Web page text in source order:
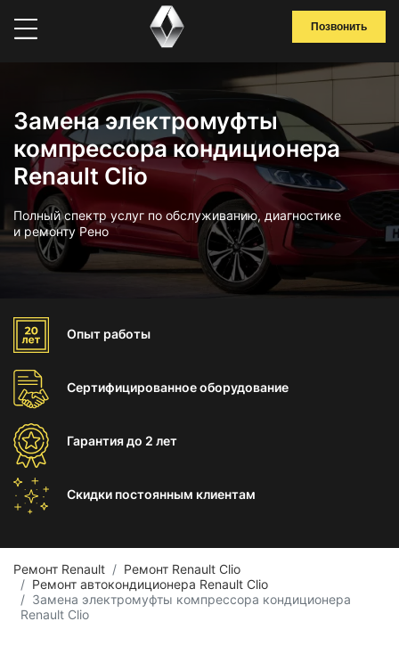
Позвонить
Замена электромуфты
компрессора кондиционера
Renault Clio
Полный спектр услуг по обслуживанию, диагностике
и ремонту Рено
Опыт работы
Сертифицированноеоборудование
Гарантиядо 2 лет
Скидки постоянным клиентам
Ремонт Renault
Ремонт Renault Clio
Ремонт автокондиционера Renault Clio
Замена электромуфты компрессора кондиционера
Renault Clio